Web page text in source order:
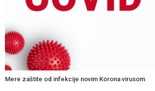
Mere zaštite od infekcije novim Korona virusom